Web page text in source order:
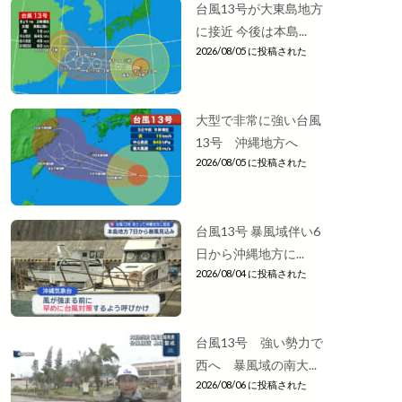
台風13号が大東島地方
に接近 今後は本島...
2026/08/05 に投稿された
大型で非常に強い台風
13号 沖縄地方へ
2026/08/05 に投稿された
台風13号 暴風域伴い6
日から沖縄地方に...
2026/08/04 に投稿された
台風13号 強い勢力で
西へ 暴風域の南大...
2026/08/06 に投稿された